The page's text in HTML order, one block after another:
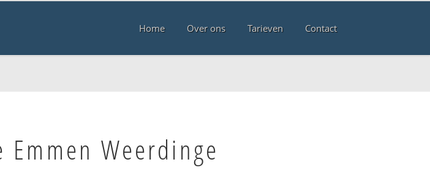
Home Over ons Tarieven Contact
Weerdinge